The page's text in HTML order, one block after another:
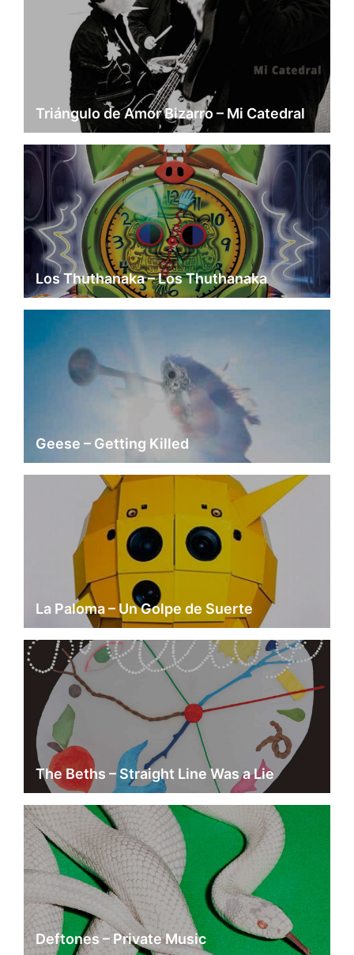
Triángulo de Amor Bizarro – Mi Catedral
Los Thuthanaka – Los Thuthanaka
Geese – Getting Killed
La Paloma – Un Golpe de Suerte
The Beths – Straight Line Was a Lie
Deftones – Private Music